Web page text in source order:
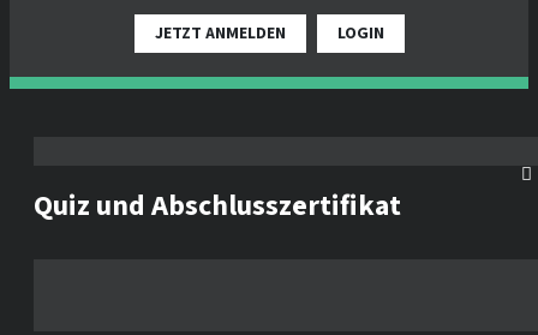
JETZT ANMELDEN LOGIN
Quiz und Abschlusszertifikat